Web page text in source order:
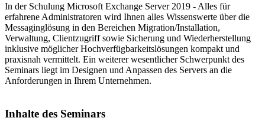
In der Schulung Microsoft Exchange Server 2019 - Alles für
erfahrene Administratoren wird Ihnen alles Wissenswerte über die
Messaginglösung in den Bereichen Migration/Installation,
Verwaltung, Clientzugriff sowie Sicherung und Wiederherstellung
inklusive möglicher Hochverfügbarkeitslösungen kompakt und
praxisnah vermittelt. Ein weiterer wesentlicher Schwerpunkt des
Seminars liegt im Designen und Anpassen des Servers an die
Anforderungen in Ihrem Unternehmen.
Inhalte des Seminars